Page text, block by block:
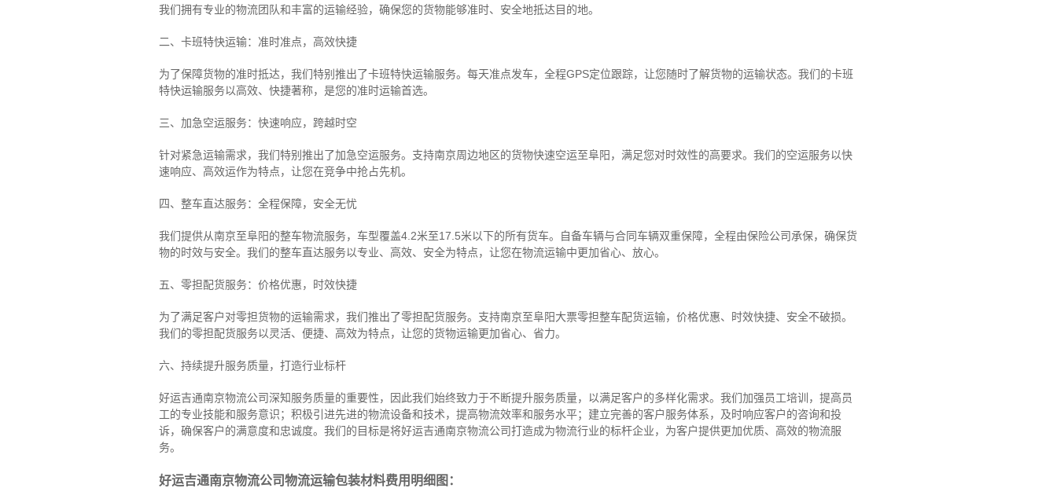
我们拥有专业的物流团队和丰富的运输经验，确保您的货物能够准时、安全地抵达目的地。
二、卡班特快运输：准时准点，高效快捷
为了保障货物的准时抵达，我们特别推出了卡班特快运输服务。每天准点发车，全程GPS定位跟踪，让您随时了解货物的运输状态。我们的卡班
特快运输服务以高效、快捷著称，是您的准时运输首选。
三、加急空运服务：快速响应，跨越时空
针对紧急运输需求，我们特别推出了加急空运服务。支持南京周边地区的货物快速空运至阜阳，满足您对时效性的高要求。我们的空运服务以快
速响应、高效运作为特点，让您在竞争中抢占先机。
四、整车直达服务：全程保障，安全无忧
我们提供从南京至阜阳的整车物流服务，车型覆盖4.2米至17.5米以下的所有货车。自备车辆与合同车辆双重保障，全程由保险公司承保，确保货
物的时效与安全。我们的整车直达服务以专业、高效、安全为特点，让您在物流运输中更加省心、放心。
五、零担配货服务：价格优惠，时效快捷
为了满足客户对零担货物的运输需求，我们推出了零担配货服务。支持南京至阜阳大票零担整车配货运输，价格优惠、时效快捷、安全不破损。
我们的零担配货服务以灵活、便捷、高效为特点，让您的货物运输更加省心、省力。
六、持续提升服务质量，打造行业标杆
好运吉通南京物流公司深知服务质量的重要性，因此我们始终致力于不断提升服务质量，以满足客户的多样化需求。我们加强员工培训，提高员
工的专业技能和服务意识；积极引进先进的物流设备和技术，提高物流效率和服务水平；建立完善的客户服务体系，及时响应客户的咨询和投
诉，确保客户的满意度和忠诚度。我们的目标是将好运吉通南京物流公司打造成为物流行业的标杆企业，为客户提供更加优质、高效的物流服
务。
好运吉通南京物流公司物流运输包装材料费用明细图：